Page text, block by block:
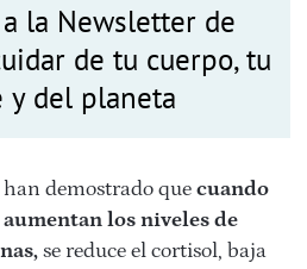
la Newsletter de
de tu cuerpo, tu
y del planeta
demostrado que cuando
los niveles de
se reduce el cortisol, baja